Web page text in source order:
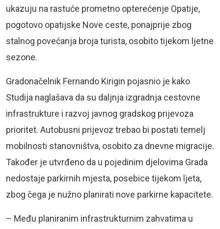
ukazuju na rastuće prometno opterećenje Opatije,
pogotovo opatijske Nove ceste, ponajprije zbog
stalnog povećanja broja turista, osobito tijekom ljetne
sezone.
Gradonačelnik Fernando Kirigin pojasnio je kako
Studija naglašava da su daljnja izgradnja cestovne
infrastrukture i razvoj javnog gradskog prijevoza
prioritet. Autobusni prijevoz trebao bi postati temelj
mobilnosti stanovništva, osobito za dnevne migracije.
Također je utvrđeno da u pojedinim djelovima Grada
nedostaje parkirnih mjesta, posebice tijekom ljeta,
zbog čega je nužno planirati nove parkirne kapacitete.
– Među planiranim infrastrukturnim zahvatima u